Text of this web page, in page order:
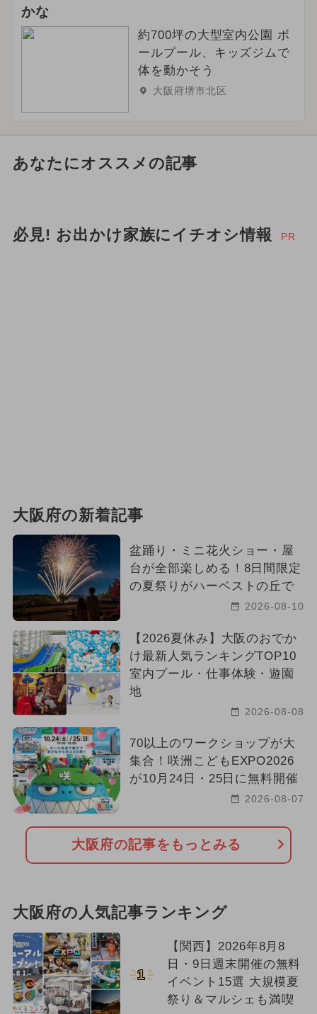
かな
約700坪の大型室内公園 ボ
ールプール、キッズジムで
体を動かそう
大阪府堺市北区
あなたにオススメの記事
必見! お出かけ家族にイチオシ情報 PR
大阪府の新着記事
盆踊り・ミニ花火ショー・屋
台が全部楽しめる！8日間限定
の夏祭りがハーベストの丘で
2026-08-10
【2026夏休み】大阪のおでか
け最新人気ランキングTOP10
室内プール・仕事体験・遊園
地
2026-08-08
70以上のワークショップが大
集合！咲洲こどもEXPO2026
が10月24日・25日に無料開催
2026-08-07
大阪府の記事をもっとみる
大阪府の人気記事ランキング
1
【関西】2026年8月8
日・9日週末開催の無料
イベント15選 大規模夏
祭り＆マルシェも満喫